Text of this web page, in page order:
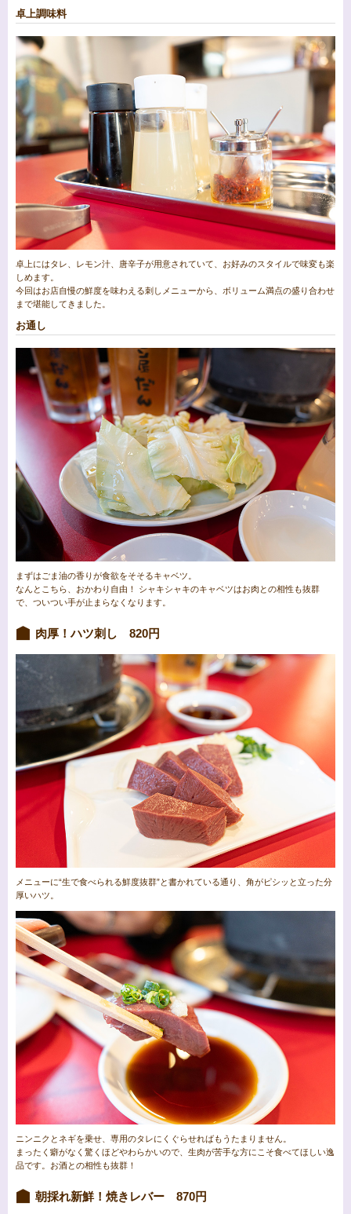
卓上調味料
卓上にはタレ、レモン汁、唐辛子が用意されていて、お好みのスタイルで味変も楽
しめます。
今回はお店自慢の鮮度を味わえる刺しメニューから、ボリューム満点の盛り合わせ
まで堪能してきました。
お通し
まずはごま油の香りが食欲をそそるキャベツ。
なんとこちら、おかわり自由！ シャキシャキのキャベツはお肉との相性も抜群
で、ついつい手が止まらなくなります。
肉厚！ハツ刺し 820円
メニューに“生で食べられる鮮度抜群”と書かれている通り、角がピシッと立った分
厚いハツ。
ニンニクとネギを乗せ、専用のタレにくぐらせればもうたまりません。
まったく癖がなく驚くほどやわらかいので、生肉が苦手な方にこそ食べてほしい逸
品です。お酒との相性も抜群！
朝採れ新鮮！焼きレバー 870円